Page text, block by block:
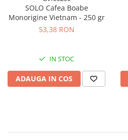
SOLO Cafea Boabe
Monorigine Vietnam - 250 gr
53,38 RON
IN STOC
ADAUGA IN COS